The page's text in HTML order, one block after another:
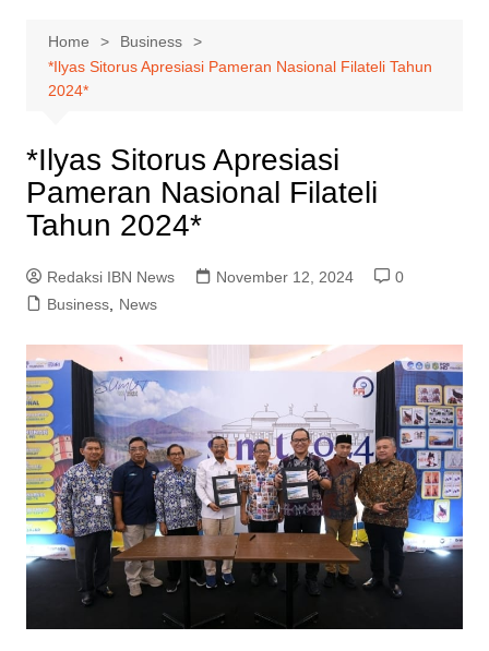
Home
Business
*Ilyas Sitorus Apresiasi Pameran Nasional Filateli Tahun
2024*
*Ilyas Sitorus Apresiasi
Pameran Nasional Filateli
Tahun 2024*
Redaksi IBN News November 12, 2024
0
Business, News